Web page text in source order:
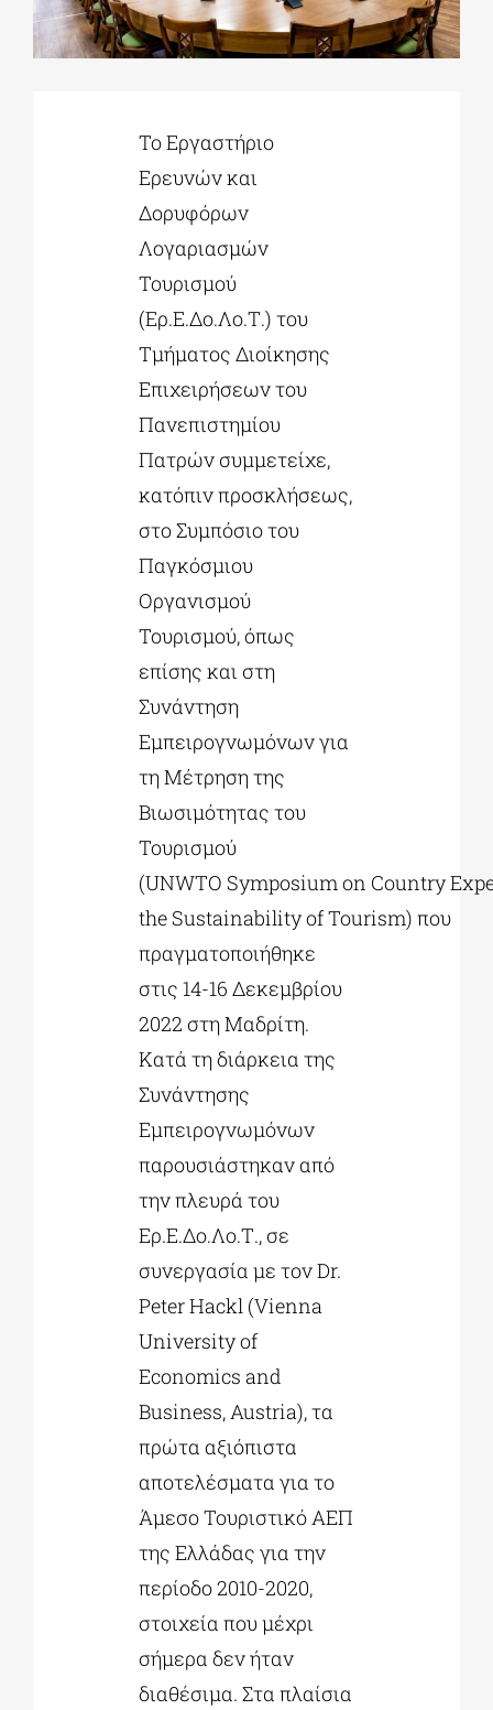
ΕΚΠΑΙΔΕΥΤΙΚΑ ΙΔΡΥΜΑΤΑ
ΠΟΛΙΤΙΣΤΙΚΟΙ ΦΟΡΕΙΣ
Το Εργαστήριο
Ερευνών και
Δορυφόρων
Λογαριασμών
Τουρισμού
(Ερ.Ε.Δο.Λο.Τ.) του
Τμήματος Διοίκησης
Επιχειρήσεων του
Πανεπιστημίου
Πατρών συμμετείχε,
κατόπιν προσκλήσεως,
στο Συμπόσιο του
Παγκόσμιου
Οργανισμού
Τουρισμού, όπως
επίσης και στη
Συνάντηση
Εμπειρογνωμόνων για
τη Μέτρηση της
Βιωσιμότητας του
Τουρισμού
(UNWTO Symposium on Country
the Sustainability of Tourism) που
πραγματοποιήθηκε
στις 14-16 Δεκεμβρίου
2022 στη Μαδρίτη.
Κατά τη διάρκεια της
Συνάντησης
Εμπειρογνωμόνων
παρουσιάστηκαν από
την πλευρά του
Ερ.Ε.Δο.Λο.Τ., σε
συνεργασία με τον Dr.
Peter Hackl (Vienna
University of
Economics and
Business, Austria), τα
πρώτα αξιόπιστα
αποτελέσματα για το
Άμεσο Τουριστικό ΑΕΠ
της Ελλάδας για την
περίοδο 2010-2020,
στοιχεία που μέχρι
σήμερα δεν ήταν
διαθέσιμα. Στα πλαίσια